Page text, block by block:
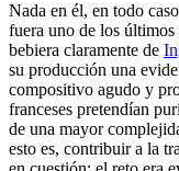
Nada en él, en todo
fuera uno de los últimos
bebiera claramente de
su producción una
compositivo agudo y
franceses pretendían
de una mayor
esto es, contribuir a la